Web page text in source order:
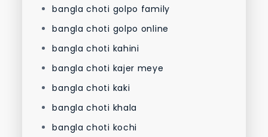
bangla choti golpo family
bangla choti golpo online
bangla choti kahini
bangla choti kajer meye
bangla choti kaki
bangla choti khala
bangla choti kochi